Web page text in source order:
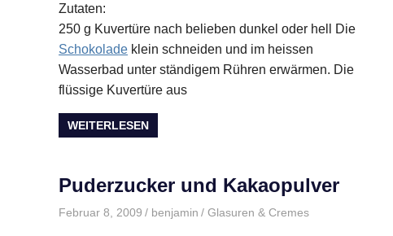
Zutaten:
250 g Kuvertüre nach belieben dunkel oder hell Die
Schokolade klein schneiden und im heissen
Wasserbad unter ständigem Rühren erwärmen. Die
flüssige Kuvertüre aus
WEITERLESEN
Puderzucker und Kakaopulver
Februar 8, 2009 benjamin Glasuren & Cremes